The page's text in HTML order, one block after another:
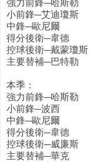
強力前鋒─哈斯勒
小前鋒─艾迪瓊斯
中鋒─歐尼爾
得分後衛─韋德
控球後衛─戴蒙瓊斯
主要替補─巴特勒
本季：
強力前鋒─哈斯勒
小前鋒─波西
中鋒─歐尼爾
得分後衛─韋德
控球後衛─威廉斯
主要替補─華克